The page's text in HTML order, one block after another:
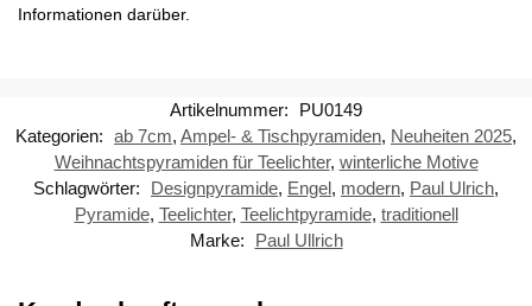
Informationen darüber.
Artikelnummer:
PU0149
Kategorien: ab 7cm, Ampel- & Tischpyramiden, Neuheiten 2025,
Weihnachtspyramiden für Teelichter, winterliche Motive
Schlagwörter:
Designpyramide, Engel, modern, Paul Ulrich,
Pyramide, Teelichter, Teelichtpyramide, traditionell
Marke:
Paul Ullrich